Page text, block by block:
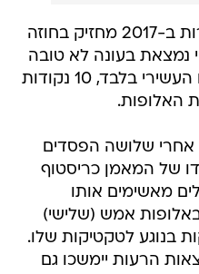
הברזילאי שהגיע לעיר האורות ב-2017 מחזיק בחוזה
צ'לסי נמצאת בעונה לא טובה
בפרמיירליג מדורגת במקום העשירי בלבד, 10 נקודות
האלופות.
אחרי שלושה הפסדים
של המאמן כריסטוף
מאשימים אותו
אמש (שלישי)
בנוגע לטקטיקות שלו.
הרעות יימשכו גם